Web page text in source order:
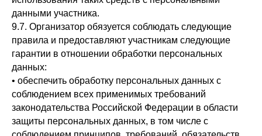
данными участника.
9.7. Организатор обязуется соблюдать следующие
правила и предоставляют участникам следующие
гарантии в отношении обработки персональных
данных:
• обеспечить обработку персональных данных с
соблюдением всех применимых требований
законодательства Российской Федерации в области
защиты персональных данных, в том числе с